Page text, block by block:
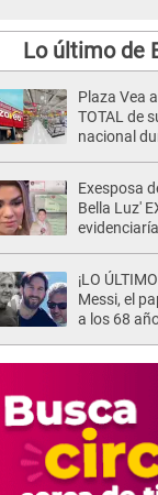
Lo último de
Plaza Vea
TOTAL de
nacional
Exesposa
Bella Luz'
Saldaña,
¡LO
Messi, el
a los 68